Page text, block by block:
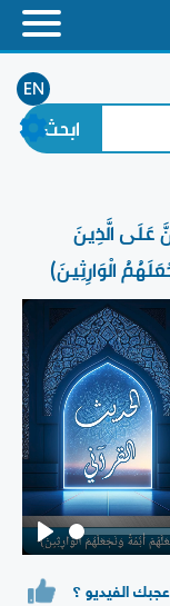
EN
عَلَى الَّذِينَ
الْوَارِثِينَ﴾
Play
الفيديو ؟